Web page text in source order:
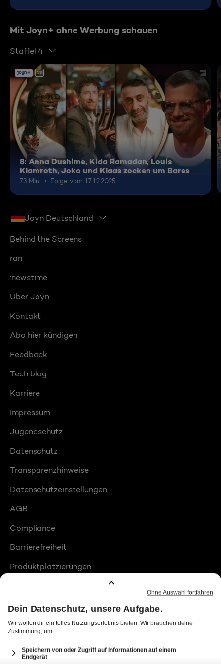
Mit Joyn+ ohne Werbung schauen
Staffel 4
12
8: Anna Dushime, Kida Ramadan, Louis
Klamroth, Joko und Klaas zocken um Bares
73 Min. Folge vom 17.12.2025
Joyn Deutschland
Behind the Screens
ran
:newstime
Über Joyn
Kontakt
Abo hier kündigen
Feedback
Tech blog
Karriere
Impressum
Jugendschutz
Datenschutz
Transparenzhinweise
Datenschutzeinstellungen
AGB
Compliance
Barrierefreiheit
Produktplatzierungen